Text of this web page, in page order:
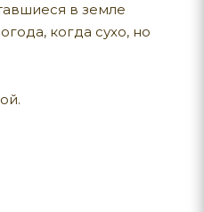
в земле
когда сухо, но